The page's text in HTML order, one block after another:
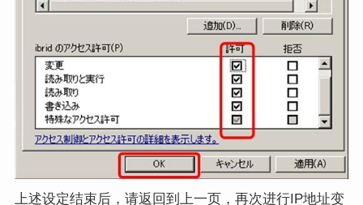
上述设定结束后，请返回到上一页，再次进行IP地址变